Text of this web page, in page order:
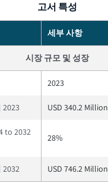
고서 특성
세부 사항
시장 규모 및 성장
2023
USD 340.2 Million
to 2032
28%
USD 746.2 Million